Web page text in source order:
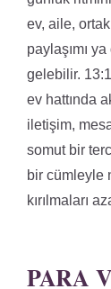
ev, aile,
paylaşımı
gelebilir.
ev hattında
iletişim,
somut bir
bir cümleyle
kırılmaları
PARA